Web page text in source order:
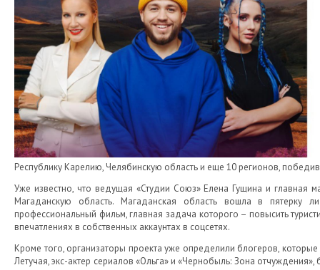
Республику Карелию, Челябинскую область и еще 10 регионов,
Уже известно, что ведущая «Студии Союз» Елена Гущина и главная
Магаданскую область. Магаданская область вошла в пятерку
профессиональный фильм, главная задача которого – повысить
впечатлениях в собственных аккаунтах в соцсетях.
Кроме того, организаторы проекта уже определили блогеров,
Летучая, экс-актер сериалов «Ольга» и «Чернобыль: Зона